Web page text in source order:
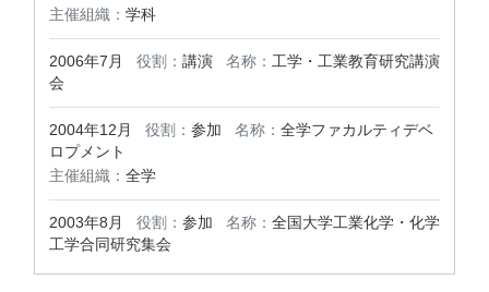
主催組織： 学科
2006年7月 役割： 講演 名称： 工学・工業教育研究講演
会
2004年12月 役割： 参加 名称： 全学ファカルティデベ
ロプメント
主催組織： 全学
2003年8月 役割： 参加 名称： 全国大学工業化学・化学
工学合同研究集会